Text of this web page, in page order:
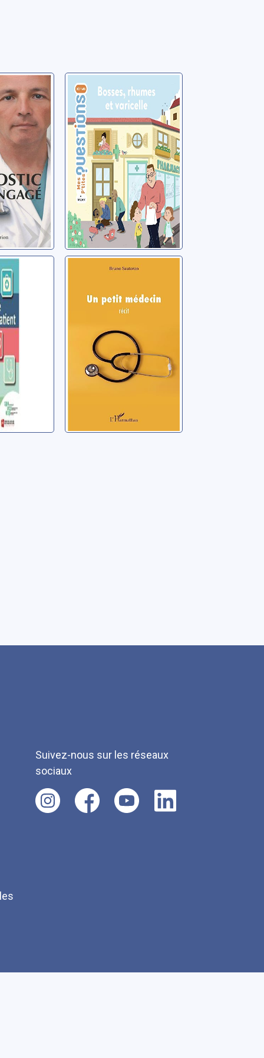
vital
Bosses, rhumes
et varicelle
Naumann-Villemin,
Christine
du Un petit médecin
Suivez-nous sur les réseaux
sociaux